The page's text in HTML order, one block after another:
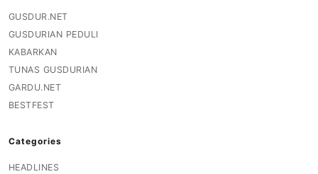
GUSDUR.NET
GUSDURIAN PEDULI
KABARKAN
TUNAS GUSDURIAN
GARDU.NET
BESTFEST
Categories
HEADLINES